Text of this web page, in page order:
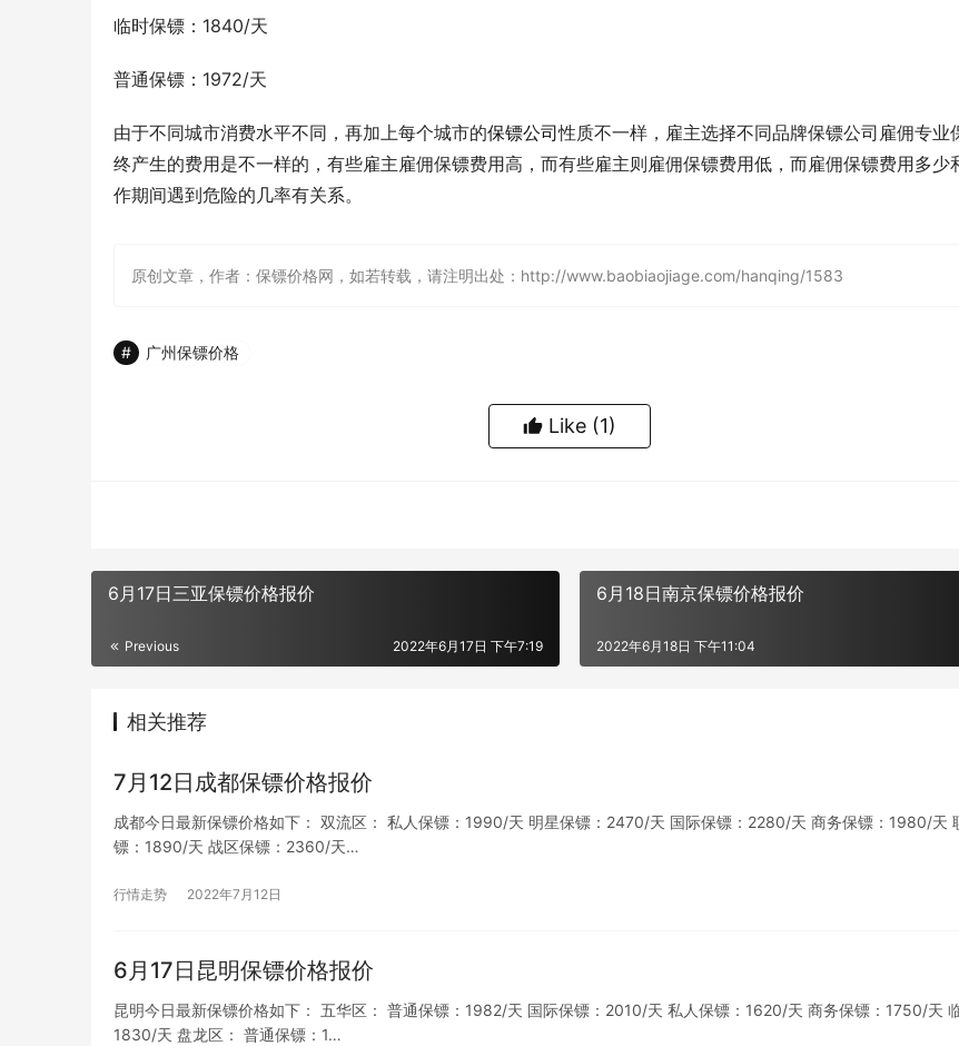
临时保镖：1840/天
普通保镖：1972/天
由于不同城市消费水平不同，再加上每个城市的保镖公司性质不一样，雇主选择不同品牌保镖公司雇佣专业
终产生的费用是不一样的，有些雇主雇佣保镖费用高，而有些雇主则雇佣保镖费用低，而雇佣保镖费用多少
作期间遇到危险的几率有关系。
原创文章，作者：保镖价格网，如若转载，请注明出处：http://www.baobiaojiage.com/hanqing/1583
广州保镖价格
Like (1)
6月17日三亚保镖价格报价
Previous 2022年6月17日 下午7:19
6月18日南京保镖价格报价
2022年6月18日 下午11:04
相关推荐
7月12日成都保镖价格报价
成都今日最新保镖价格如下： 双流区： 私人保镖：1990/天 明星保镖：2470/天 国际保镖：2280/天 商务保镖：1980/天
镖：1890/天 战区保镖：2360/天…
行情走势 2022年7月12日
6月17日昆明保镖价格报价
昆明今日最新保镖价格如下： 五华区： 普通保镖：1982/天 国际保镖：2010/天 私人保镖：1620/天 商务保镖：1750/天
1830/天 盘龙区： 普通保镖：1…